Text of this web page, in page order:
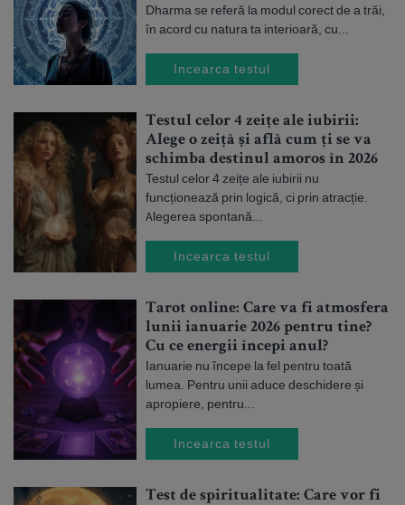
Dharma se referă la modul corect de a trăi,
în acord cu natura ta interioară, cu...
Incearca testul
Testul celor 4 zeițe ale iubirii:
Alege o zeiță și află cum ți se va
schimba destinul amoros în 2026
Testul celor 4 zeițe ale iubirii nu
funcționează prin logică, ci prin atracție.
Alegerea spontană...
Incearca testul
Tarot online: Care va fi atmosfera
lunii ianuarie 2026 pentru tine?
Cu ce energii începi anul?
Ianuarie nu începe la fel pentru toată
lumea. Pentru unii aduce deschidere și
apropiere, pentru...
Incearca testul
Test de spiritualitate: Care vor fi